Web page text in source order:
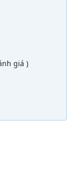
giá )